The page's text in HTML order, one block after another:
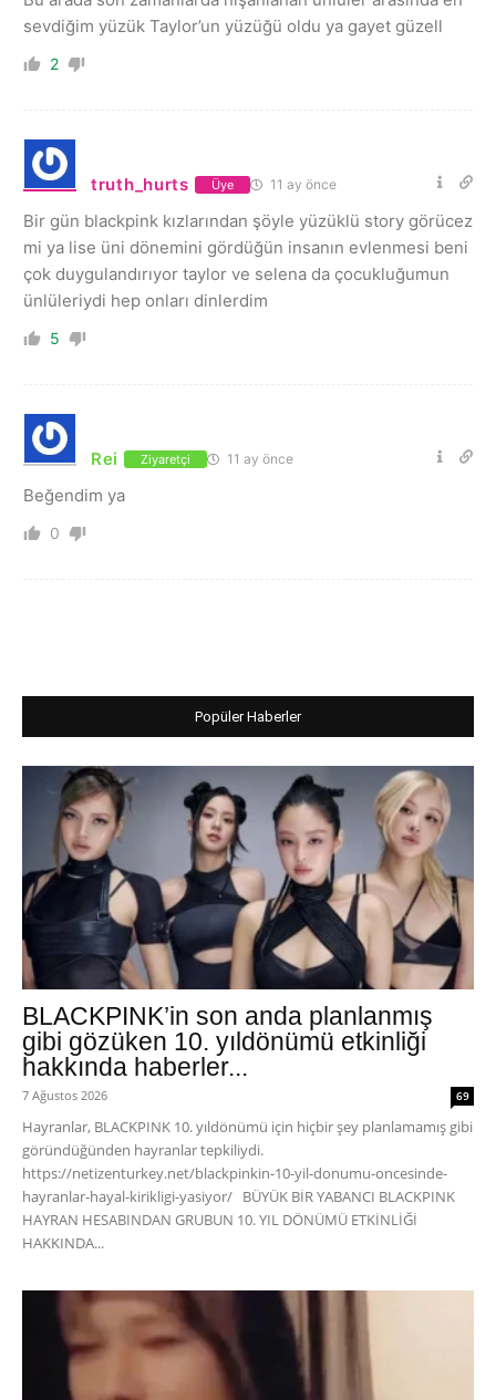
sevdiğim yüzük Taylor’un yüzüğü oldu ya gayet güzell
2
truth_hurts Üye 11 ay önce
Bir gün blackpink kızlarından şöyle yüzüklü story görücez
mi ya lise üni dönemini gördüğün insanın evlenmesi beni
çok duygulandırıyor taylor ve selena da çocukluğumun
ünlüleriydi hep onları dinlerdim
5
Rei Ziyaretçi 11 ay önce
Beğendim ya
0
Popüler Haberler
BLACKPINK’in son anda planlanmış
gibi gözüken 10. yıldönümü etkinliği
hakkında haberler...
7 Ağustos 2026 69
Hayranlar, BLACKPINK 10. yıldönümü için hiçbir şey planlamamış gibi
göründüğünden hayranlar tepkiliydi.
https://netizenturkey.net/blackpinkin-10-yil-donumu-oncesinde-
hayranlar-hayal-kirikligi-yasiyor/ BÜYÜK BİR YABANCI BLACKPINK
HAYRAN HESABINDAN GRUBUN 10. YIL DÖNÜMÜ ETKİNLİĞİ
HAKKINDA...